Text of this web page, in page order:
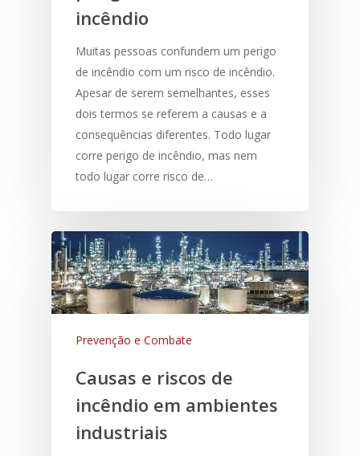
incêndio
Muitas pessoas confundem um perigo
de incêndio com um risco de incêndio.
Apesar de serem semelhantes, esses
dois termos se referem a causas e a
consequências diferentes. Todo lugar
corre perigo de incêndio, mas nem
todo lugar corre risco de…
Prevenção e Combate
Causas e riscos de
incêndio em ambientes
industriais